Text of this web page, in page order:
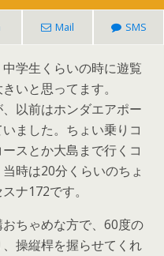
Mail SMS
学生くらいの時に遊覧
いと思ってます。
以前はホンダエアポー
ました。ちょい乗りコ
スとか大島まで行くコ
時は20分くらいのちょ
ナ172です。
ちゃめな方で、60度の
操縦桿を握らせてくれ